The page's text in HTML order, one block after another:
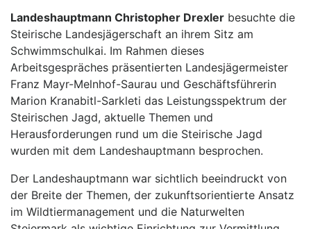
Landeshauptmann Christopher Drexler besuchte die
Steirische Landesjägerschaft an ihrem Sitz am
Schwimmschulkai. Im Rahmen dieses
Arbeitsgespräches präsentierten Landesjägermeister
Franz Mayr-Melnhof-Saurau und Geschäftsführerin
Marion Kranabitl-Sarkleti das Leistungsspektrum der
Steirischen Jagd, aktuelle Themen und
Herausforderungen rund um die Steirische Jagd
wurden mit dem Landeshauptmann besprochen.
Der Landeshauptmann war sichtlich beeindruckt von
der Breite der Themen, der zukunftsorientierte Ansatz
im Wildtiermanagement und die Naturwelten